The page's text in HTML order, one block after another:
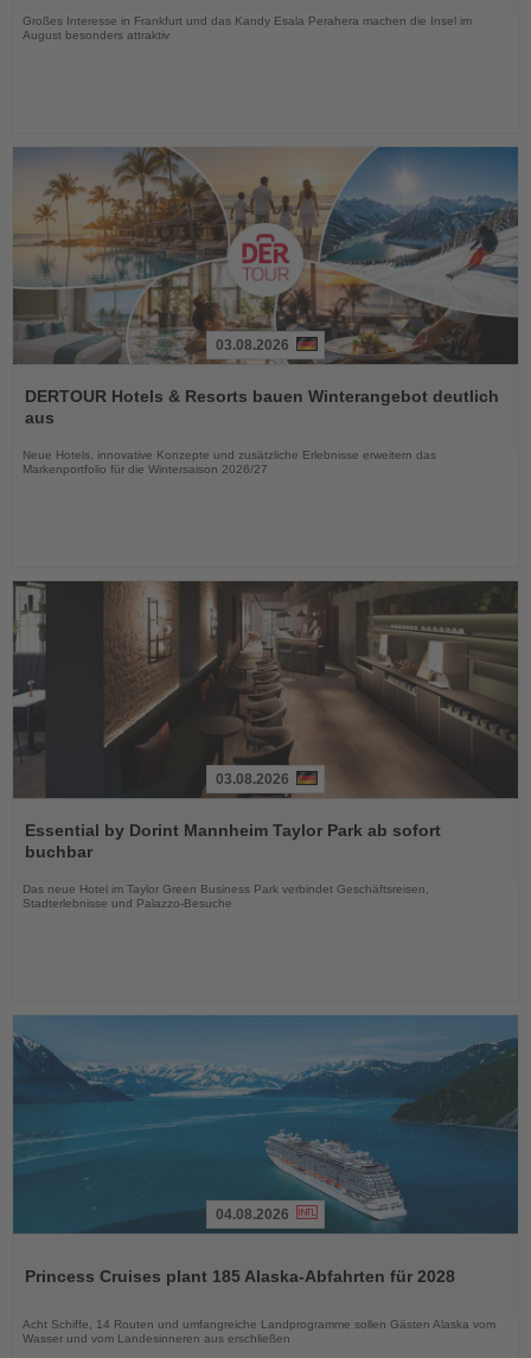
Großes Interesse in Frankfurt und das Kandy Esala Perahera machen die Insel im
August besonders attraktiv
Sie
die
03.08.2026
DERTOUR Hotels & Resorts bauen Winterangebot deutlich
aus
Neue Hotels, innovative Konzepte und zusätzliche Erlebnisse erweitern das
Markenportfolio für die Wintersaison 2026/27
Sie
die
03.08.2026
Essential by Dorint Mannheim Taylor Park ab sofort
buchbar
Das neue Hotel im Taylor Green Business Park verbindet Geschäftsreisen,
Stadterlebnisse und Palazzo-Besuche
die
04.08.2026
Princess Cruises plant 185 Alaska-Abfahrten für 2028
Acht Schiffe, 14 Routen und umfangreiche Landprogramme sollen Gästen Alaska vom
Wasser und vom Landesinneren aus erschließen